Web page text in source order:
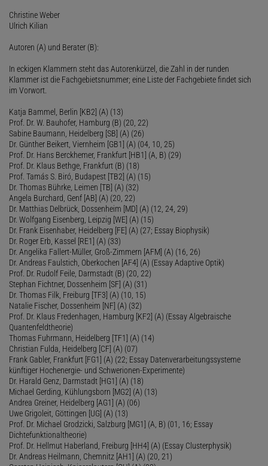
Christine Weber
Ulrich Kilian
Autoren (A) und Berater (B):
In eckigen Klammern steht das Autorenkürzel, die Zahl in der runden
Klammer ist die Fachgebietsnummer; eine Liste der Fachgebiete findet sich
im Vorwort.
Katja Bammel, Berlin [KB2] (A) (13)
Prof. Dr. W. Bauhofer, Hamburg (B) (20, 22)
Sabine Baumann, Heidelberg [SB] (A) (26)
Dr. Günther Beikert, Viernheim [GB1] (A) (04, 10, 25)
Prof. Dr. Hans Berckhemer, Frankfurt [HB1] (A, B) (29)
Prof. Dr. Klaus Bethge, Frankfurt (B) (18)
Prof. Tamás S. Biró, Budapest [TB2] (A) (15)
Dr. Thomas Bührke, Leimen [TB] (A) (32)
Angela Burchard, Genf [AB] (A) (20, 22)
Dr. Matthias Delbrück, Dossenheim [MD] (A) (12, 24, 29)
Dr. Wolfgang Eisenberg, Leipzig [WE] (A) (15)
Dr. Frank Eisenhaber, Heidelberg [FE] (A) (27; Essay Biophysik)
Dr. Roger Erb, Kassel [RE1] (A) (33)
Dr. Angelika Fallert-Müller, Groß-Zimmern [AFM] (A) (16, 26)
Dr. Andreas Faulstich, Oberkochen [AF4] (A) (Essay Adaptive Optik)
Prof. Dr. Rudolf Feile, Darmstadt (B) (20, 22)
Stephan Fichtner, Dossenheim [SF] (A) (31)
Dr. Thomas Filk, Freiburg [TF3] (A) (10, 15)
Natalie Fischer, Dossenheim [NF] (A) (32)
Prof. Dr. Klaus Fredenhagen, Hamburg [KF2] (A) (Essay Algebraische
Quantenfeldtheorie)
Thomas Fuhrmann, Heidelberg [TF1] (A) (14)
Christian Fulda, Heidelberg [CF] (A) (07)
Frank Gabler, Frankfurt [FG1] (A) (22; Essay Datenverarbeitungssysteme
künftiger Hochenergie- und Schwerionen-Experimente)
Dr. Harald Genz, Darmstadt [HG1] (A) (18)
Michael Gerding, Kühlungsborn [MG2] (A) (13)
Andrea Greiner, Heidelberg [AG1] (A) (06)
Uwe Grigoleit, Göttingen [UG] (A) (13)
Prof. Dr. Michael Grodzicki, Salzburg [MG1] (A, B) (01, 16; Essay
Dichtefunktionaltheorie)
Prof. Dr. Hellmut Haberland, Freiburg [HH4] (A) (Essay Clusterphysik)
Dr. Andreas Heilmann, Chemnitz [AH1] (A) (20, 21)